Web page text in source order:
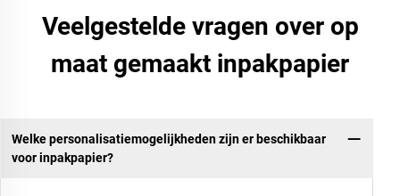
Veelgestelde vragen over op
maat gemaakt inpakpapier
Welke personalisatiemogelijkheden zijn er beschikbaar
voor inpakpapier?